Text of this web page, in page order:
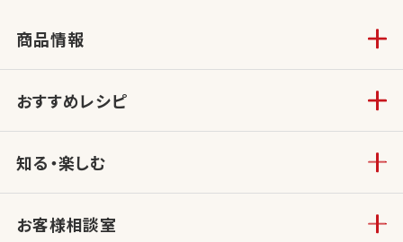
商品情報
おすすめレシピ
知る・楽しむ
お客様相談室